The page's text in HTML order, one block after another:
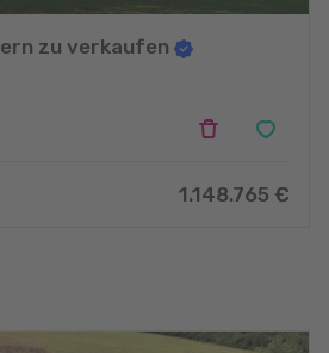
zu verkaufen
1.148.765 €